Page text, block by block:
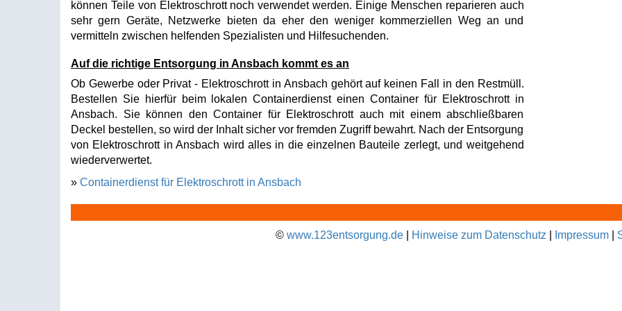
können Teile von Elektroschrott noch verwendet werden. Einige Menschen reparieren auch
sehr gern Geräte, Netzwerke bieten da eher den weniger kommerziellen Weg an und
vermitteln zwischen helfenden Spezialisten und Hilfesuchenden.
Auf die richtige Entsorgung in Ansbach kommt es an
Ob Gewerbe oder Privat - Elektroschrott in Ansbach gehört auf keinen Fall in den Restmüll.
Bestellen Sie hierfür beim lokalen Containerdienst einen Container für Elektroschrott in
Ansbach. Sie können den Container für Elektroschrott auch mit einem abschließbaren
Deckel bestellen, so wird der Inhalt sicher vor fremden Zugriff bewahrt. Nach der Entsorgung
von Elektroschrott in Ansbach wird alles in die einzelnen Bauteile zerlegt, und weitgehend
wiederverwertet.
» Containerdienst für Elektroschrott in Ansbach
© www.123entsorgung.de| Hinweise zum Datenschutz Impressum|